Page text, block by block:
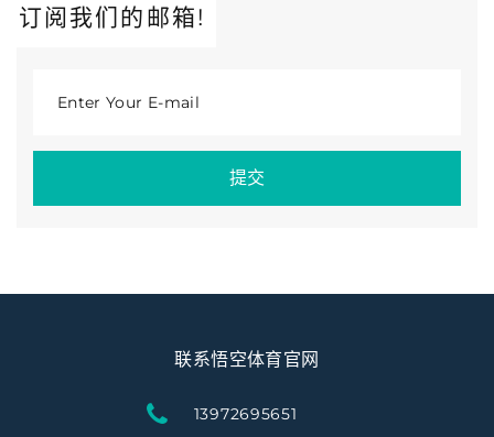
订阅我们的邮箱!
Enter Your E-mail
提交
联系悟空体育官网
13972695651